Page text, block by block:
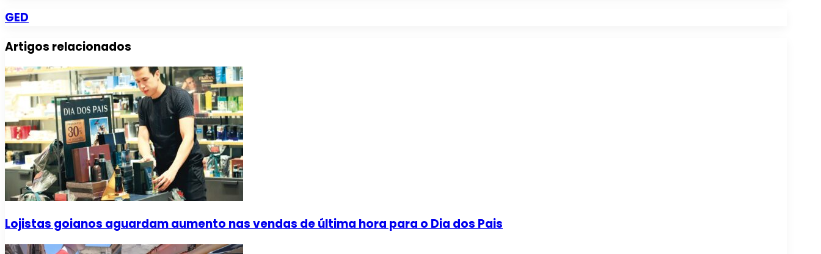
GED
Artigos relacionados
Lojistas goianos aguardam aumento nas vendas de última hora para o Dia dos Pais